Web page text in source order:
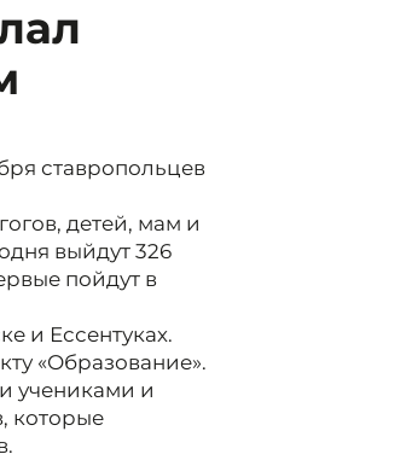
ставропольцев
детей, мам и
выйдут 326
пойдут в
и Ессентуках.
«Образование».
учениками и
которые